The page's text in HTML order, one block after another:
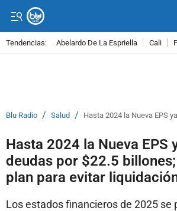
Tendencias: Abelardo De La Espriella Cali
Blu Radio / Salud / Hasta 2024 la Nueva EPS
Hasta 2024 la Nueva EPS
deudas por $22.5
plan para evitar
Los estados financieros de 2025 se